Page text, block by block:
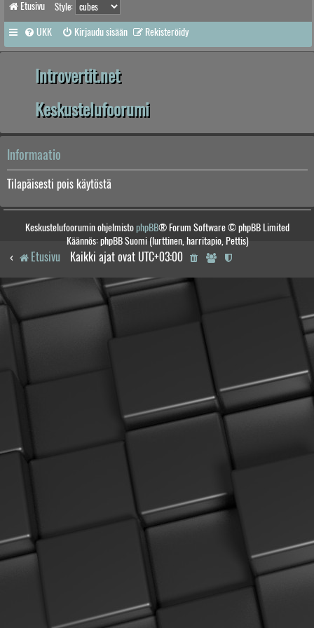
Etusivu Style:
UKK Kirjaudu sisään Rekisteröidy
Introvertit.net
Keskustelufoorumi
Informaatio
Tilapäisesti pois käytöstä
Keskustelufoorumin ohjelmistophpBB® Forum Software © phpBB Limited
Käännös: phpBB Suomi (lurttinen, harritapio, Pettis)
Etusivu Kaikki ajat ovat UTC+03:00